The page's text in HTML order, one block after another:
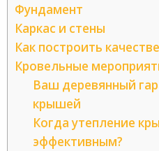
Фундамент
Каркас и стены
Как построить
Кровельные
Ваш деревянный
крышей
Когда утепление
эффективным?